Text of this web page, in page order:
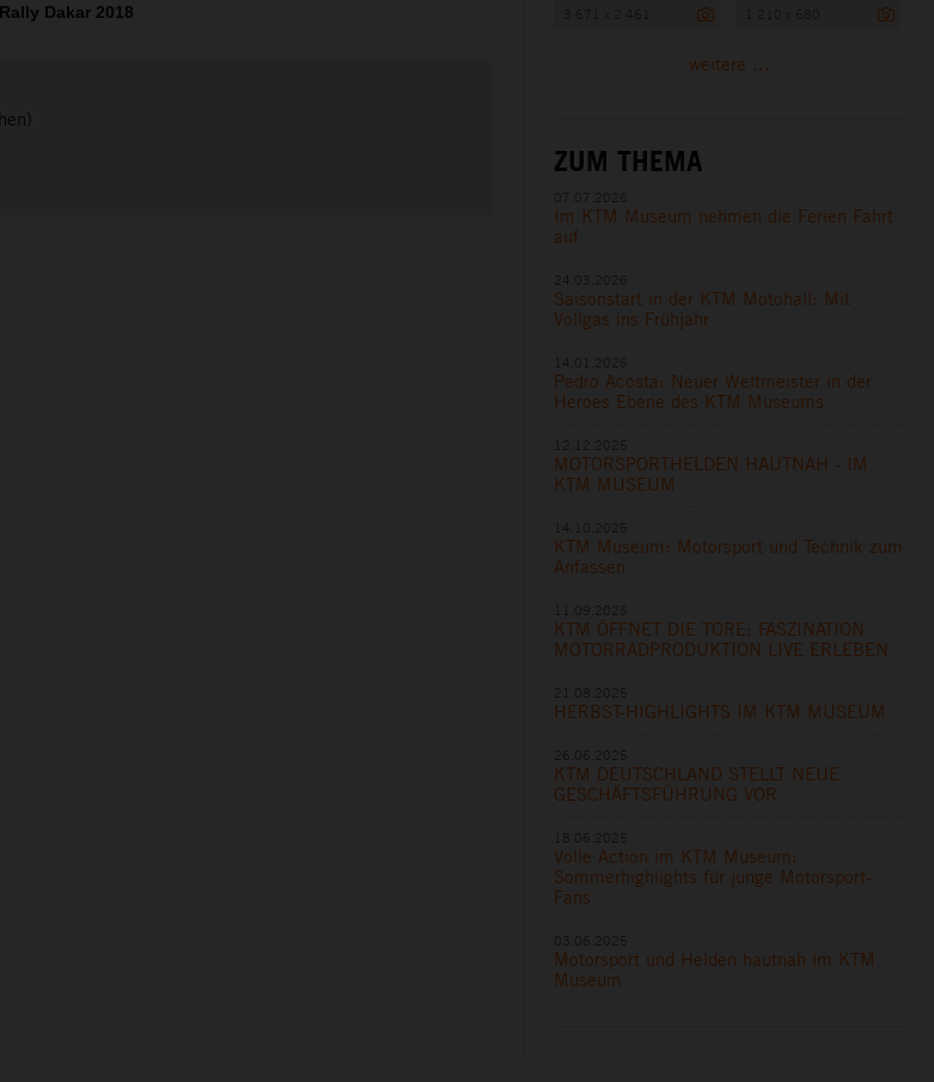
Dakar 2018
weitere ...
ZUM THEMA
Im KTM Museum nehmen die Ferien Fahrt
auf
Saisonstart in der KTM Motohall: Mit
Vollgas ins Frühjahr
Pedro Acosta: Neuer Weltmeister in der
Heroes Ebene des KTM Museums
MOTORSPORTHELDEN HAUTNAH - IM
KTM MUSEUM
KTM Museum: Motorsport und Technik zum
Anfassen
KTM ÖFFNET DIE TORE: FASZINATION
MOTORRADPRODUKTION LIVE ERLEBEN
HERBST-HIGHLIGHTS IM KTM MUSEUM
KTM DEUTSCHLAND STELLT NEUE
GESCHÄFTSFÜHRUNG VOR
Volle Action im KTM Museum:
Sommerhighlights für junge Motorsport-
Fans
Motorsport und Helden hautnah im KTM
Museum